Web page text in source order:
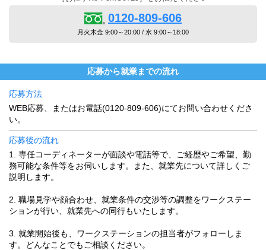
0120-809-606
月火木金 9:00～20:00 / 水 9:00～18:00
応募から就業までの流れ
応募方法
WEB応募、またはお電話(0120-809-606)にてお問い合わせくださ
い。
応募後の流れ
1. 専任コーディネーターが面談や電話等で、ご経歴やご希望、勤
務可能な条件等をお伺いします。また、就業先について詳しくご
説明します。
2. 職場見学や顔合わせ、就業条件の交渉等の調整をワークステー
ションが行い、就業先への同行もいたします。
3. 就業開始後も、ワークステーションの担当者がフォローしま
す。どんなことでもご相談ください。